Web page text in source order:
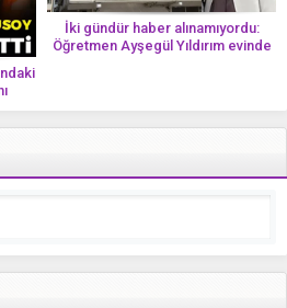
İki gündür haber alınamıyordu:
Öğretmen Ayşegül Yıldırım evinde